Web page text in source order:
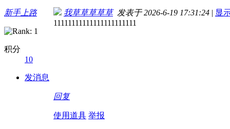
新手上路
积分
10
发消息
我草草草草草发表于 2026-6-19 17:31:24 | 显
11111111111111111111111
回复
使用道具 举报